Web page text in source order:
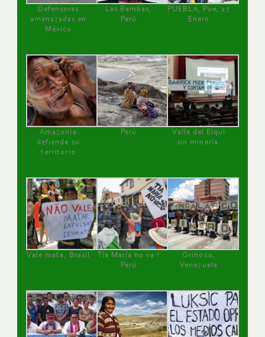
Defensoras
amenazadas en
México
Las Bambas,
Perú
PUEBLA, Pue, 27
Enero
Amazonía
defiende su
territorio
Perú
Valle del Elqui
sin minería.
Vale mata, Brasil
Tía María no va !
Perú
Orinoco,
Venezuela